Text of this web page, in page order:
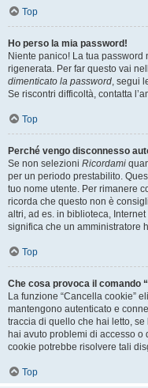
Top
Ho perso la mia password!
Niente panico! La tua
rigenerata. Per far questo vai
dimenticato la password, segui
Se riscontri difficoltà, contatta
Top
Perché vengo disconnesso
Se non selezioni Ricordami
per un periodo prestabilito.
tuo nome utente. Per rimanere
ricorda che questo non è
altri, ad es. in biblioteca,
significa che un amministratore
Top
Che cosa provoca il comando
La funzione “Cancella cookie”
mantengono autenticato e
traccia di quello che hai letto,
hai avuto problemi di accesso
cookie potrebbe risolvere tali
Top